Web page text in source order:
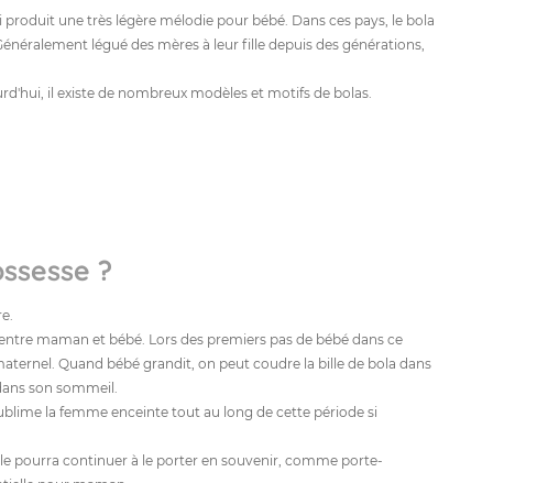
une très légère mélodie pour bébé. Dans ces pays, le bola
légué des mères à leur fille depuis des générations,
il existe de nombreux modèles et motifs de bolas.
?
maman et bébé. Lors des premiers pas de bébé dans ce
Quand bébé grandit, on peut coudre la bille de bola dans
son sommeil.
la femme enceinte tout au long de cette période si
pourra continuer à le porter en souvenir, comme porte-